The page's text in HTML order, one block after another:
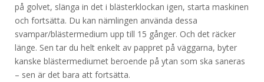
på golvet, slänga in det i blästerklockan igen, starta maskinen
och fortsätta. Du kan nämlingen använda dessa
svampar/blästermedium upp till 15 gånger. Och det räcker
länge. Sen tar du helt enkelt av pappret på väggarna, byter
kanske blästermediumet beroende på ytan som ska saneras
– sen är det bara att fortsätta.